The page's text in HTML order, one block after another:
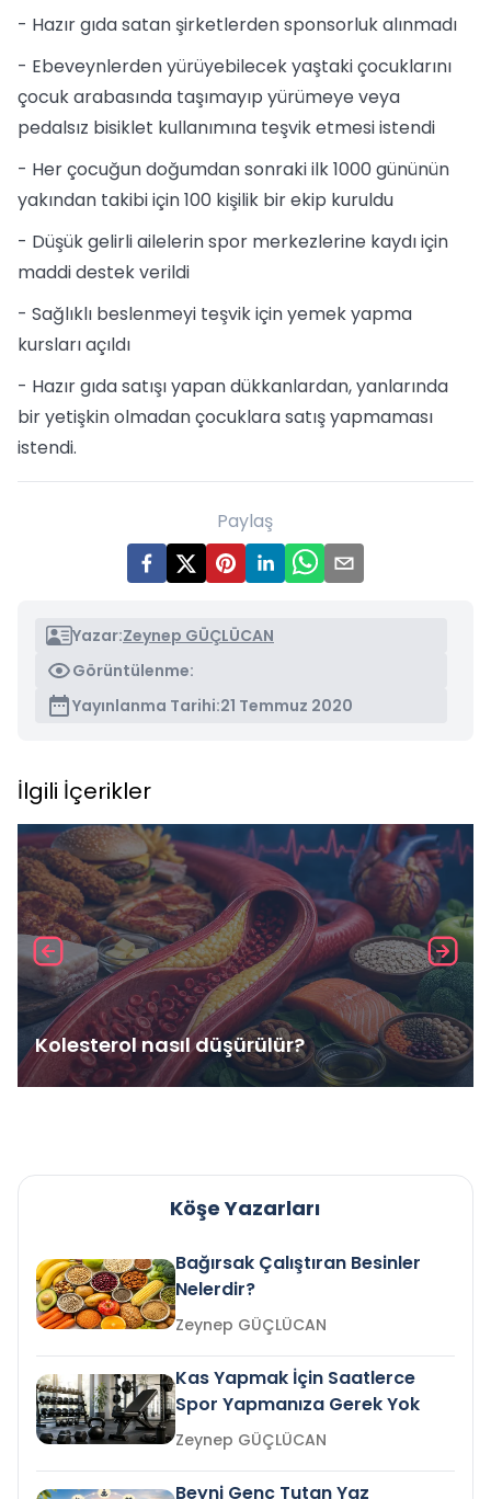
- Hazır gıda satan şirketlerden sponsorluk alınmadı
- Ebeveynlerden yürüyebilecek yaştaki çocuklarını
çocuk arabasında taşımayıp yürümeye veya
pedalsız bisiklet kullanımına teşvik etmesi istendi
- Her çocuğun doğumdan sonraki ilk 1000 gününün
yakından takibi için 100 kişilik bir ekip kuruldu
- Düşük gelirli ailelerin spor merkezlerine kaydı için
maddi destek verildi
- Sağlıklı beslenmeyi teşvik için yemek yapma
kursları açıldı
- Hazır gıda satışı yapan dükkanlardan, yanlarında
bir yetişkin olmadan çocuklara satış yapmaması
istendi.
Paylaş
Yazar:Zeynep GÜÇLÜCAN
Görüntülenme:
Yayınlanma Tarihi:21 Temmuz 2020
İlgili İçerikler
Kolesterol nasıl düşürülür?
Köşe Yazarları
Bağırsak Çalıştıran Besinler
Nelerdir?
Zeynep GÜÇLÜCAN
Kas Yapmak İçin Saatlerce
Spor Yapmanıza Gerek Yok
Zeynep GÜÇLÜCAN
Beyni Genç Tutan Yaz